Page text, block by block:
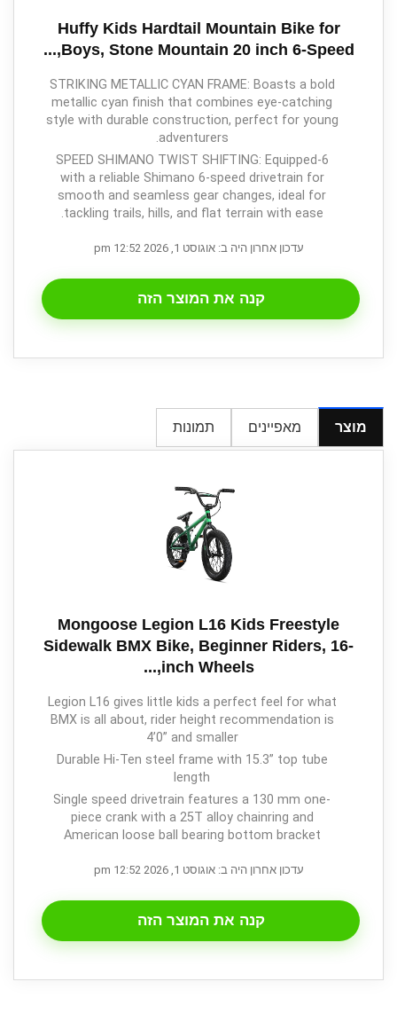
Huffy Kids Hardtail Mountain Bike for
Boys, Stone Mountain 20 inch 6-Speed,...
STRIKING METALLIC CYAN FRAME: Boasts a bold
metallic cyan finish that combines eye-catching
style with durable construction, perfect for young
adventurers.
6-SPEED SHIMANO TWIST SHIFTING: Equipped
with a reliable Shimano 6-speed drivetrain for
smooth and seamless gear changes, ideal for
tackling trails, hills, and flat terrain with ease.
עדכון אחרון היה ב: אוגוסט 1, 2026 12:52 pm
קנה את המוצר הזה
מוצר מאפיינים תמונות
Mongoose Legion L16 Kids Freestyle
Sidewalk BMX Bike, Beginner Riders, 16-
inch Wheels,...
Legion L16 gives little kids a perfect feel for what
BMX is all about, rider height recommendation is
4’0” and smaller
Durable Hi-Ten steel frame with 15.3” top tube
length
Single speed drivetrain features a 130 mm one-
piece crank with a 25T alloy chainring and
American loose ball bearing bottom bracket
עדכון אחרון היה ב: אוגוסט 1, 2026 12:52 pm
קנה את המוצר הזה